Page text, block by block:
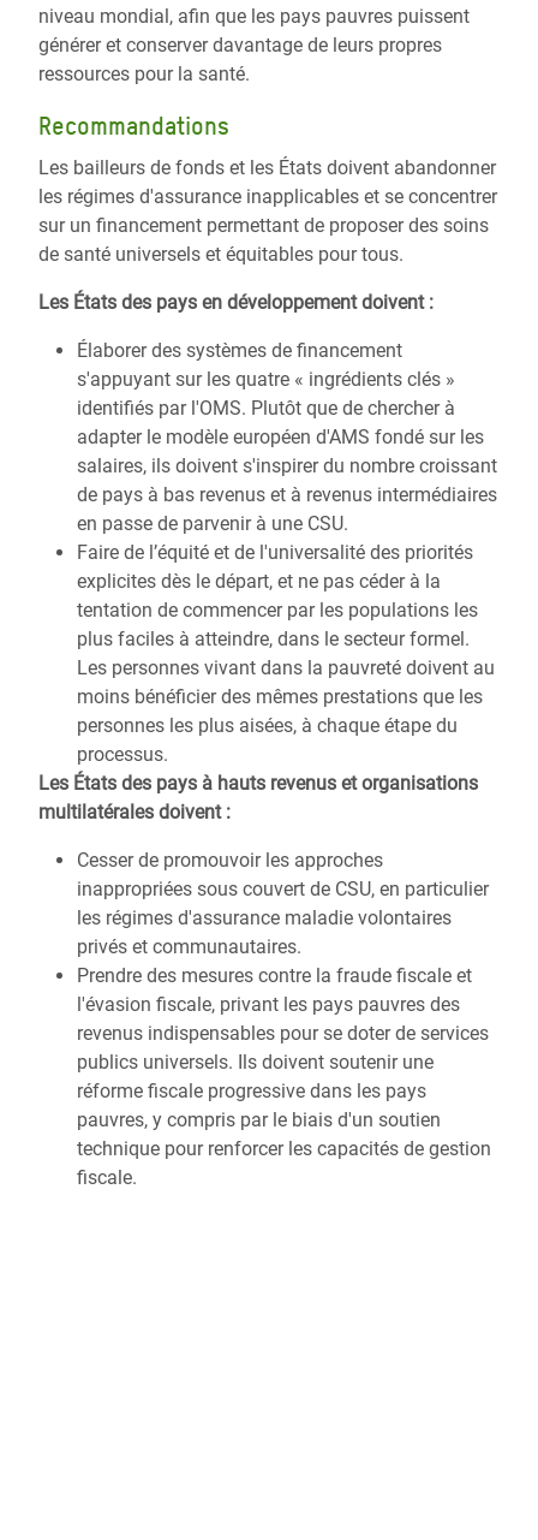
niveau mondial, afin que les pays pauvres puissent
générer et conserver davantage de leurs propres
ressources pour la santé.
Recommandations
Les bailleurs de fonds et les États doivent abandonner
les régimes d'assurance inapplicables et se concentrer
sur un financement permettant de proposer des soins
de santé universels et équitables pour tous.
Les États des pays en développement doivent :
Élaborer des systèmes de financement
s'appuyant sur les quatre « ingrédients clés »
identifiés par l'OMS. Plutôt que de chercher à
adapter le modèle européen d'AMS fondé sur les
salaires, ils doivent s'inspirer du nombre croissant
de pays à bas revenus et à revenus intermédiaires
en passe de parvenir à une CSU.
Faire de l’équité et de l'universalité des priorités
explicites dès le départ, et ne pas céder à la
tentation de commencer par les populations les
plus faciles à atteindre, dans le secteur formel.
Les personnes vivant dans la pauvreté doivent au
moins bénéficier des mêmes prestations que les
personnes les plus aisées, à chaque étape du
processus.
Les États des pays à hauts revenus et organisations
multilatérales doivent :
Cesser de promouvoir les approches
inappropriées sous couvert de CSU, en particulier
les régimes d'assurance maladie volontaires
privés et communautaires.
Prendre des mesures contre la fraude fiscale et
l'évasion fiscale, privant les pays pauvres des
revenus indispensables pour se doter de services
publics universels. Ils doivent soutenir une
réforme fiscale progressive dans les pays
pauvres, y compris par le biais d'un soutien
technique pour renforcer les capacités de gestion
fiscale.